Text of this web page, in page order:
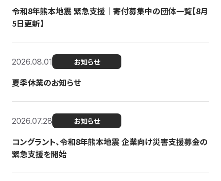
令和8年熊本地震 緊急支援｜寄付募集中の団体一覧【8月
5日更新】
2026.08.01 お知らせ
夏季休業のお知らせ
2026.07.28 お知らせ
コングラント、令和8年熊本地震 企業向け災害支援募金の
緊急支援を開始